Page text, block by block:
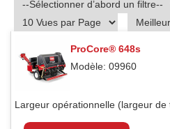
ProCore® 648s
Modèle: 09960
Largeur opérationnelle (largeur de